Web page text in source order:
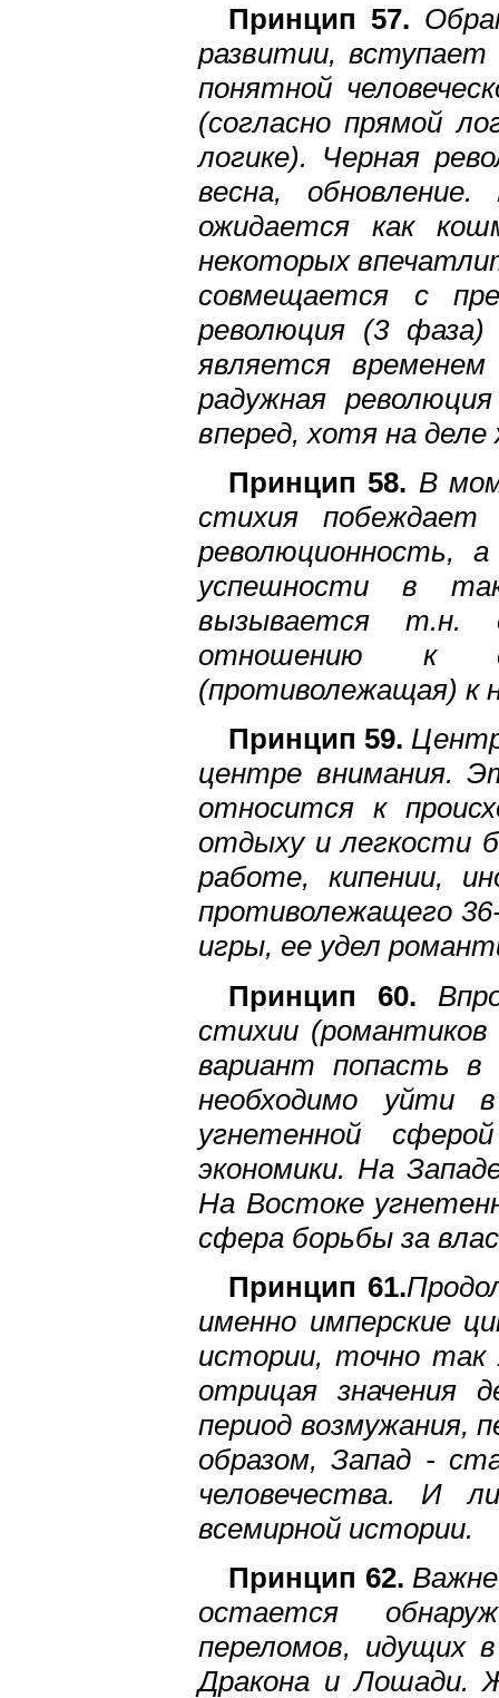
Принцип 57.
развитии, вступает
понятной
(согласно прямой
логике). Черная
весна,
ожидается как
некоторых
совмещается с
революция (3 фаза)
является
радужная
вперед, хотя на деле
Принцип 58. В
стихия
революционность,
успешности в
вызывается т.н.
отношению к
(противолежащая) к
Принцип 59.
центре внимания.
относится к
отдыху и легкости
работе, кипении,
противолежащего
игры, ее удел
Принцип 60.
стихии
вариант попасть в
необходимо уйти
угнетенной
экономики. На
На Востоке
сфера борьбы за
Принцип 61.
именно имперские
истории, точно так
отрицая значения
период возмужания,
образом, Запад -
человечества. И
всемирной истории.
Принцип 62.
остается
переломов, идущих
Дракона и Лошади.